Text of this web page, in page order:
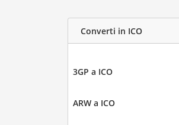
Converti in ICO
3GP a ICO
ARW a ICO